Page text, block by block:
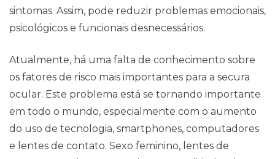
sintomas. Assim, pode reduzir problemas emocionais,
psicológicos e funcionais desnecessários.
Atualmente, há uma falta de conhecimento sobre
os fatores de risco mais importantes para a secura
ocular. Este problema está se tornando importante
em todo o mundo, especialmente com o aumento
do uso de tecnologia, smartphones, computadores
e lentes de contato. Sexo feminino, lentes de